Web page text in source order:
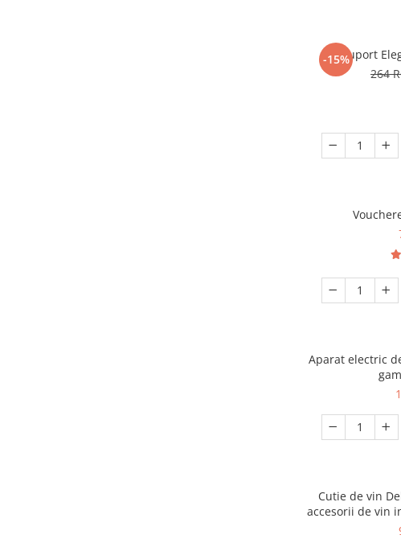
-15%Suport
264
Aparat electric
Cutie de vin
accesorii de vin